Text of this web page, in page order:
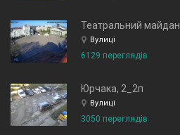
Театральний майдан
Вулиці
6129 переглядів
Юрчака, 2_2п
Вулиці
3050 переглядів